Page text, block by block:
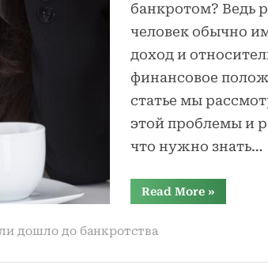
банкротом? Ведь
человек обычно
доход и
финансовое
статье мы
этой проблемы и
что нужно знать…
Read More“Возможно
ли
»
дошло до банкротства